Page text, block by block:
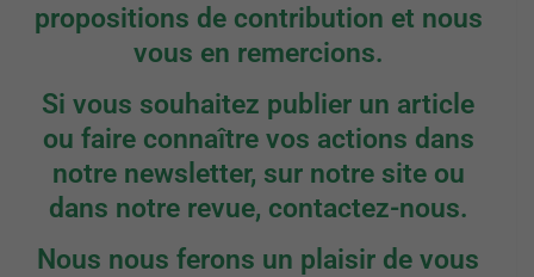
propositions de contribution et nous
vous en remercions.
Si vous souhaitez publier un article
ou faire connaître vos actions dans
notre newsletter, sur notre site ou
dans notre revue, contactez-nous.
Nous nous ferons un plaisir de vous